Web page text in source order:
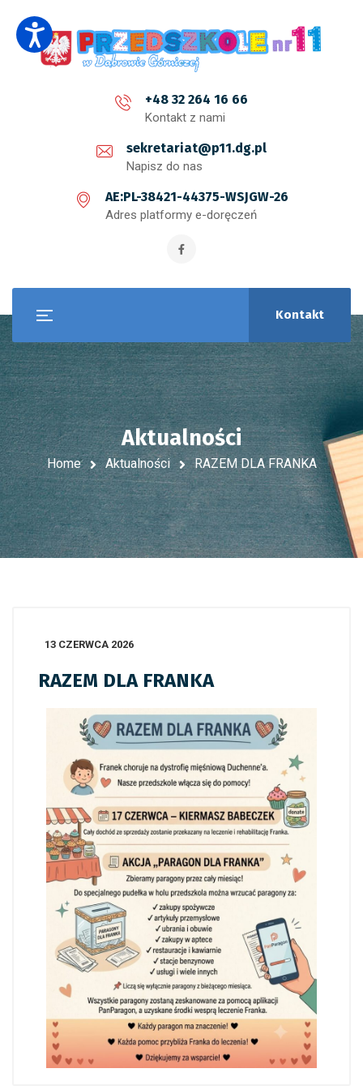
+48 32 264 16 66
Kontakt z nami
sekretariat@p11.dg.pl
Napisz do nas
AE:PL-38421-44375-WSJGW-26
Adres platformy e-doręczeń
Kontakt
Aktualności
Home Aktualności RAZEM DLA FRANKA
13 CZERWCA 2026
RAZEM DLA FRANKA